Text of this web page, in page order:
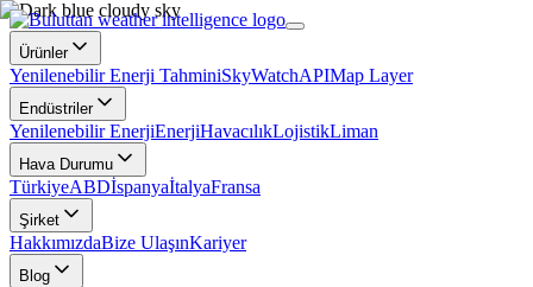
Ürünler
Yenilenebilir Enerji TahminiSkyWatchAPIMap Layer
Endüstriler
Yenilenebilir EnerjiEnerjiHavacılıkLojistikLiman
Hava Durumu
TürkiyeABDİspanyaİtalyaFransa
Şirket
HakkımızdaBize UlaşınKariyer
Blog